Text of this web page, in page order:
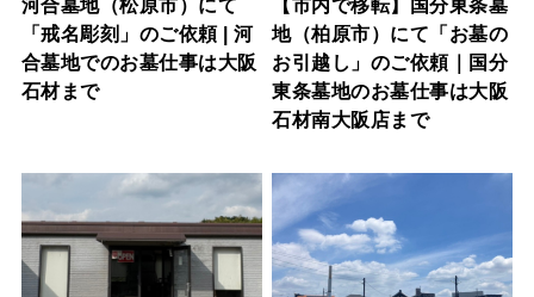
河合墓地（松原市）にて
「戒名彫刻」のご依頼 | 河
合墓地でのお墓仕事は大阪
石材まで
【市内で移転】国分東条墓
地（柏原市）にて「お墓の
お引越し」のご依頼｜国分
東条墓地のお墓仕事は大阪
石材南大阪店まで